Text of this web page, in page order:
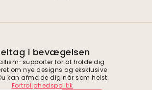
i bevægelsen
supporter for at holde dig
om nye designs og eksklusive
kan afmelde dig når som helst.
Fortrolighedspolitik